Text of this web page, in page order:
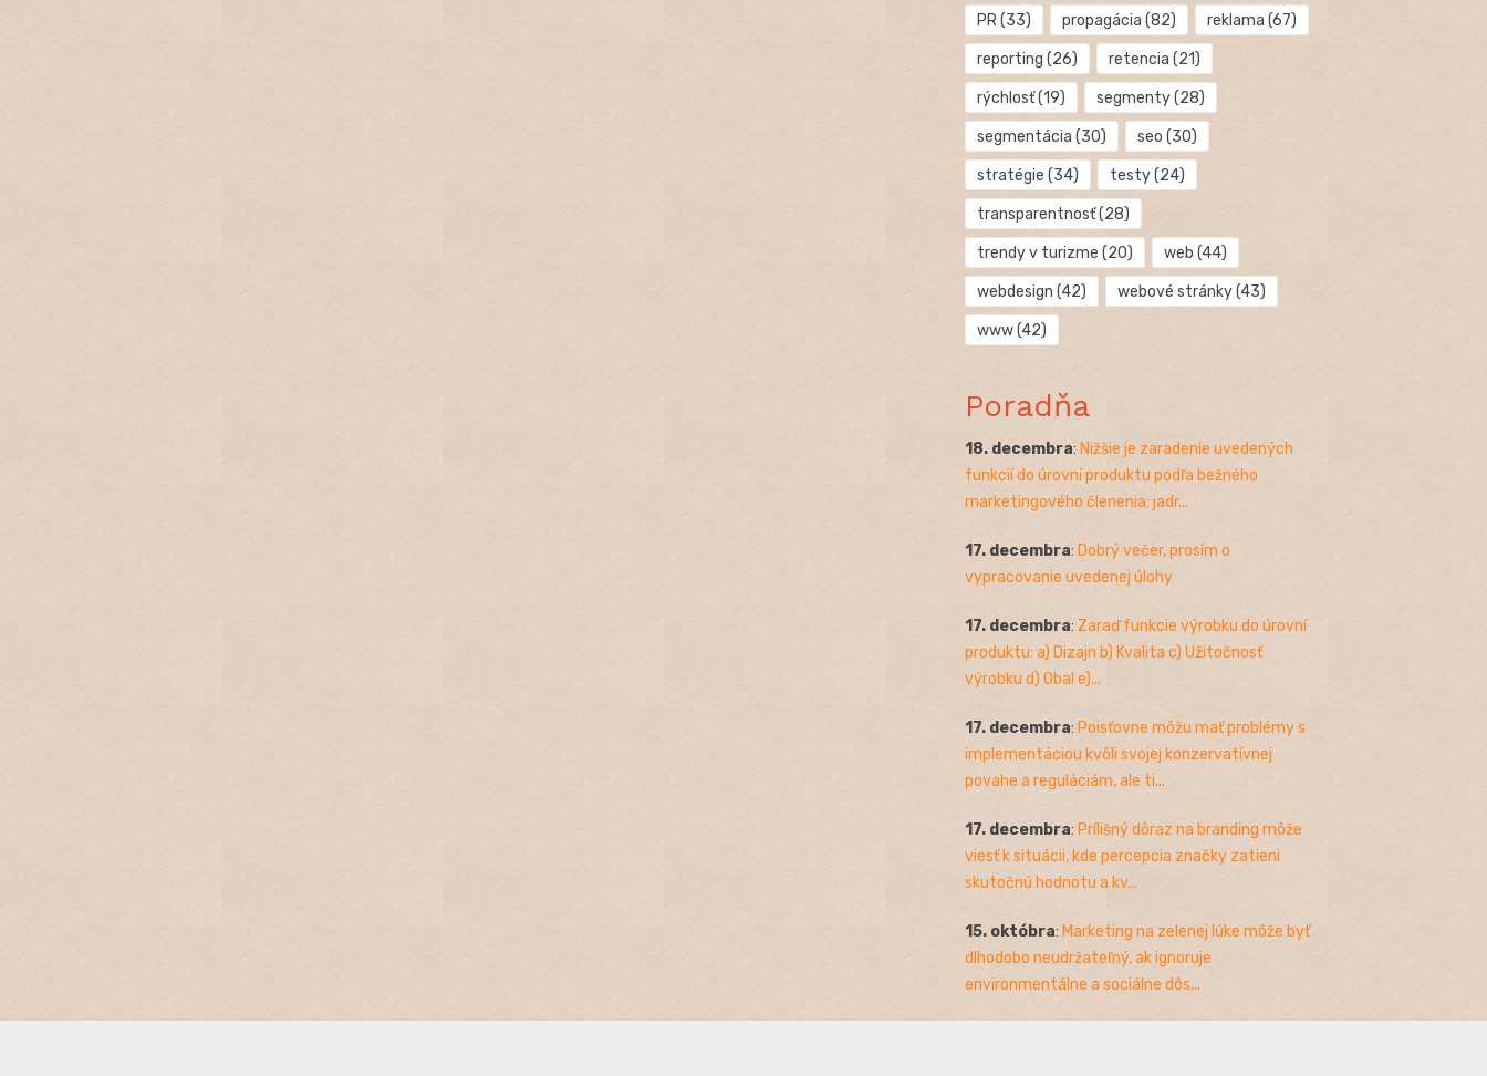
PR(33) propagácia (82) reklama (67)
reporting (26) retencia (21)
rýchlosť(19) segmenty(28)
segmentácia (30) seo (30)
stratégie (34) testy(24)
transparentnosť(28)
trendy v turizme (20) web (44)
webdesign (42) webové stránky(43)
www(42)
Poradňa
18. decembra: Nižšie je zaradenie uvedených
funkcií do úrovní produktu podľa bežného
marketingového členenia: jadr...
17. decembra: Dobrý večer, prosím o
vypracovanie uvedenej úlohy
17. decembra: Zaraď funkcie výrobku do úrovní
produktu: a) Dizajn b) Kvalita c) Užitočnosť
výrobku d) Obal e)...
17. decembra: Poisťovne môžu mať problémy s
implementáciou kvôli svojej konzervatívnej
povahe a reguláciám, ale ti...
17. decembra: Prílišný dôraz na branding môže
viesť k situácii, kde percepcia značky zatieni
skutočnú hodnotu a kv...
15. októbra: Marketing na zelenej lúke môže byť
dlhodobo neudržateľný, ak ignoruje
environmentálne a sociálne dôs...